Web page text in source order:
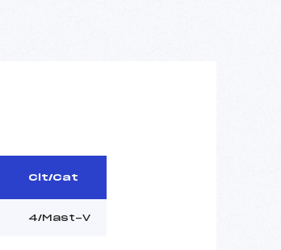
Clt/Cat
4/Mast-V